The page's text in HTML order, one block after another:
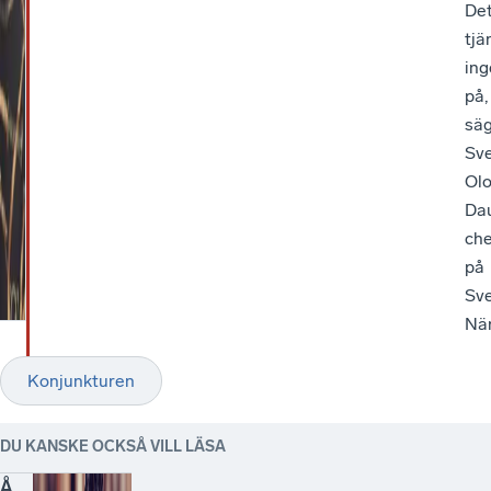
på,
på
Konjunkturen
DU KANSKE OCKSÅ VILL LÄSA